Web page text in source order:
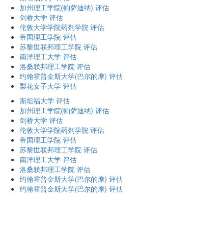
加州理工学院(帕萨迪纳) 评估
剑桥大学 评估
伦敦大学学院药剂学院 评估
帝国理工学院 评估
苏黎世联邦理工学院 评估
南洋理工大学 评估
洛桑联邦理工学院 评估
约翰霍普金斯大学(巴尔的摩) 评估
梨花女子大学 评估
斯坦福大学 评估
加州理工学院(帕萨迪纳) 评估
剑桥大学 评估
伦敦大学学院药剂学院 评估
帝国理工学院 评估
苏黎世联邦理工学院 评估
南洋理工大学 评估
洛桑联邦理工学院 评估
约翰霍普金斯大学(巴尔的摩) 评估
约翰霍普金斯大学(巴尔的摩) 评估